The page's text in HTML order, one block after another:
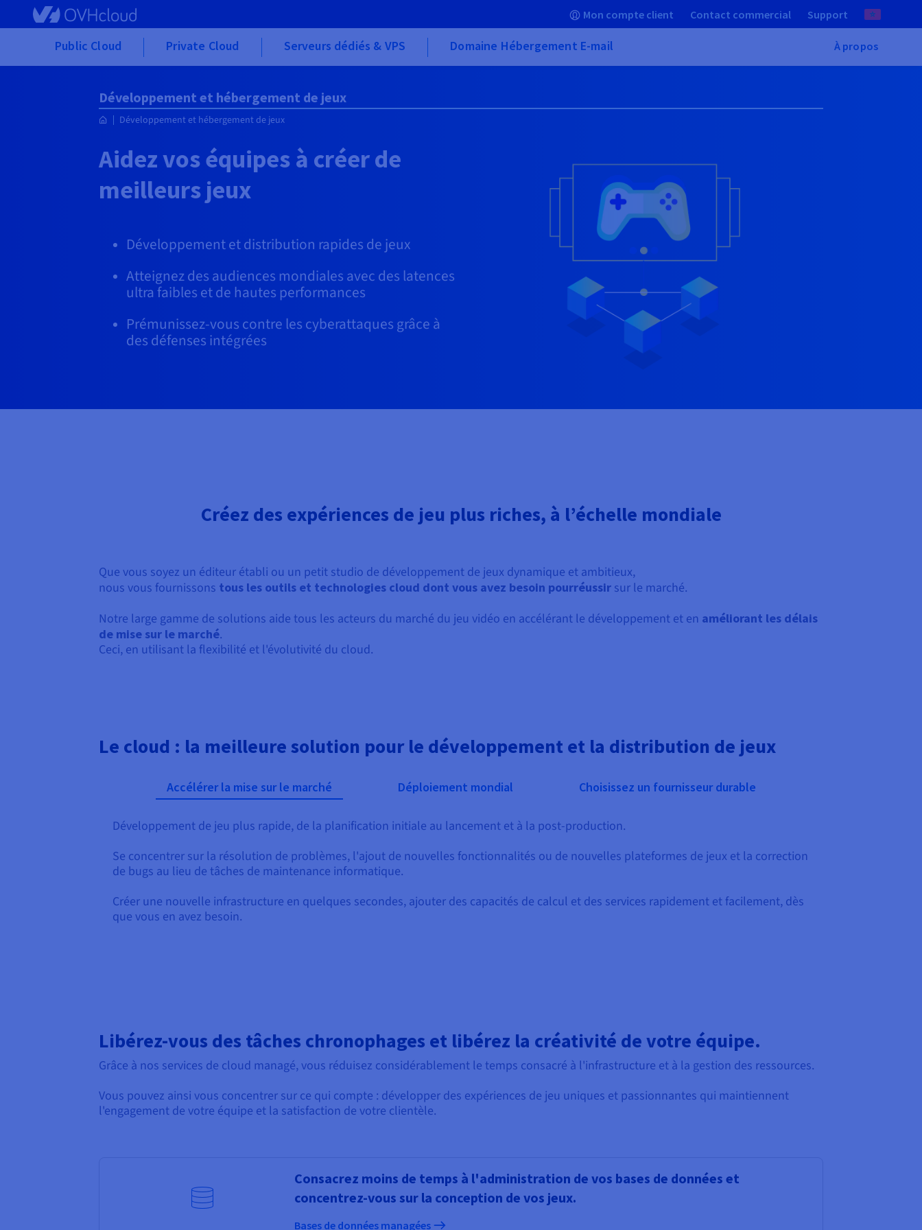
Skip to main content Mon compte client Contact commercial Support
Public Cloud Private Cloud Serveurs dédiés & VPS Domaine Hébergement E-mail À propos
Développement et hébergement de jeux
Développement et hébergement de jeux
Aidez vos équipes à créer de
meilleurs jeux
Développement et distribution rapides de jeux
Atteignez des audiences mondiales avec des latences
ultra faibles et de hautes performances
Prémunissez-vous contre les cyberattaques grâce à
des défenses intégrées
Créez des expériences de jeu plus riches, à l’échelle mondiale
Que vous soyez un éditeur établi ou un petit studio de développement de jeux dynamique et ambitieux,
nous vous fournissons tous les outils et technologies cloud dont vous avez besoin pourréussir sur le marché.
Notre large gamme de solutions aide tous les acteurs du marché du jeu vidéo en accélérant le développement et en améliorant les délais
de mise sur le marché.
Ceci, en utilisant la flexibilité et l'évolutivité du cloud.
Le cloud : la meilleure solution pour le développement et la distribution de jeux
Accélérer la mise sur le marché Déploiement mondial Choisissez un fournisseur durable
Développement de jeu plus rapide, de la planification initiale au lancement et à la post-production.
Se concentrer sur la résolution de problèmes, l'ajout de nouvelles fonctionnalités ou de nouvelles plateformes de jeux et la correction
de bugs au lieu de tâches de maintenance informatique.
Créer une nouvelle infrastructure en quelques secondes, ajouter des capacités de calcul et des services rapidement et facilement, dès
que vous en avez besoin.
Libérez-vous des tâches chronophages et libérez la créativité de votre équipe.
Grâce à nos services de cloud managé, vous réduisez considérablement le temps consacré à l'infrastructure et à la gestion des ressources.
Vous pouvez ainsi vous concentrer sur ce qui compte : développer des expériences de jeu uniques et passionnantes qui maintiennent
l'engagement de votre équipe et la satisfaction de votre clientèle.
Consacrez moins de temps à l'administration de vos bases de données et
concentrez-vous sur la conception de vos jeux.
Bases de données managées